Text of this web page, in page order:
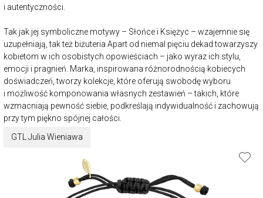
i autentyczności.
Tak jak jej symboliczne motywy – Słońce i Księżyc – wzajemnie się
uzupełniają, tak też biżuteria Apart od niemal pięciu dekad towarzyszy
kobietom w ich osobistych opowieściach – jako wyraz ich stylu,
emocji i pragnień. Marka, inspirowana różnorodnością kobiecych
doświadczeń, tworzy kolekcje, które oferują swobodę wyboru
i możliwość komponowania własnych zestawień – takich, które
wzmacniają pewność siebie, podkreślają indywidualność i zachowują
przy tym piękno spójnej całości.
GTL Julia Wieniawa